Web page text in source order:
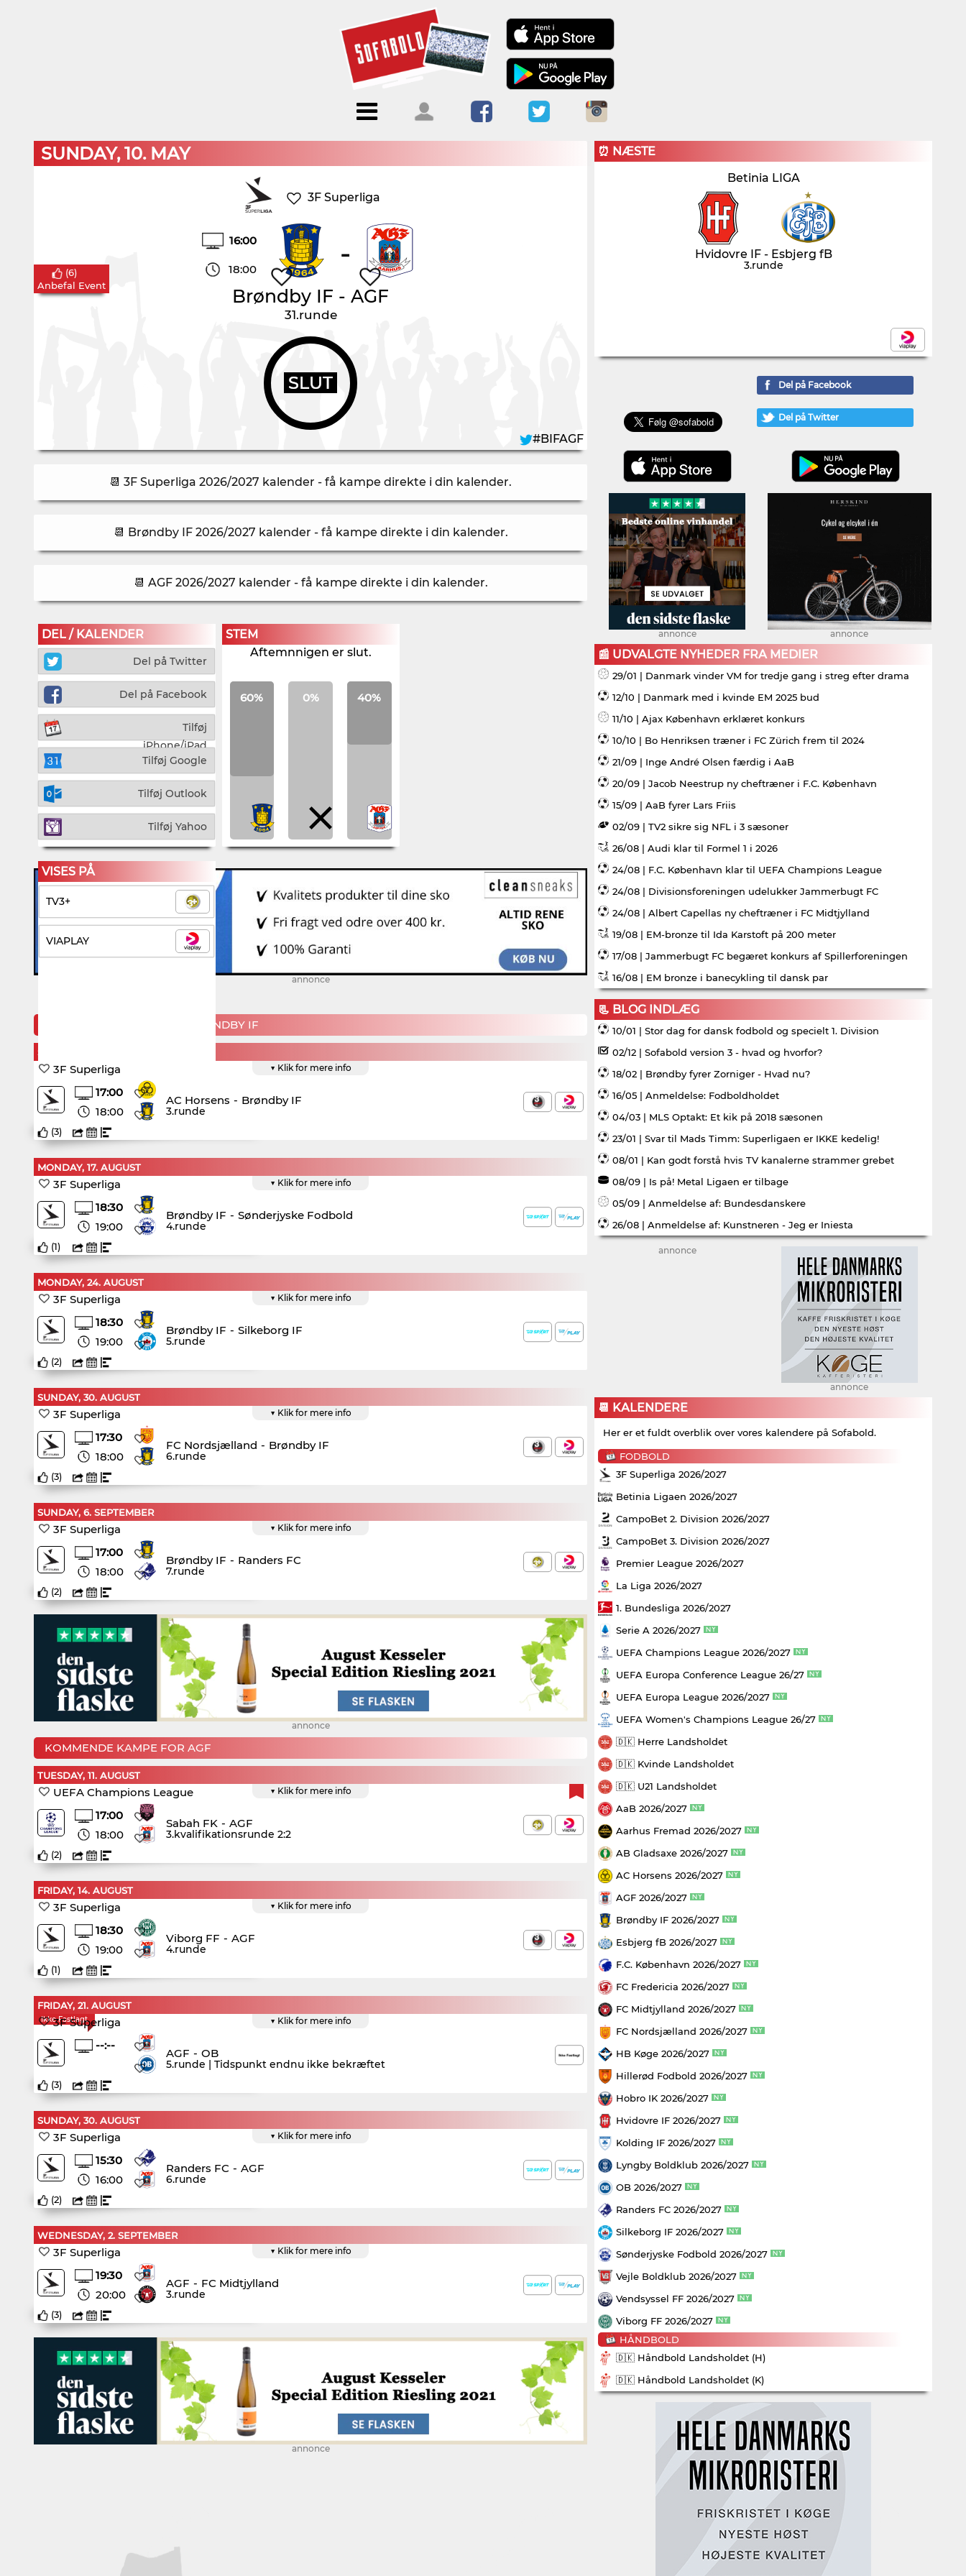
Menu
Forside Kalendere
Blogs
Om
Sofabold
Log ind
SUNDAY, 10. MAY
3F Superliga
16:00
18:00 -
Brøndby IF - AGF
31.runde
SLUT
(6)
Anbefal Event
#BIFAGF
📆 3F Superliga 2026/2027 kalender - få kampe direkte i din kalender.
📆 Brøndby IF 2026/2027 kalender - få kampe direkte i din kalender.
📆 AGF 2026/2027 kalender - få kampe direkte i din kalender.
DEL / KALENDER
Del på Twitter
Del på Facebook
Tilføj
iPhone/iPad
Tilføj Google
Tilføj Outlook
Tilføj Yahoo
STEM
Aftemnnigen er slut.
60% 0% 40%
VISES PÅ
TV3+
VIAPLAY
annonce
KOMMENDE KAMPE FOR BRØNDBY IF
SUNDAY, 9. AUGUST
▼ Klik for mere info
3F Superliga
17:00
18:00
AC Horsens - Brøndby IF
3.runde
(3)
MONDAY, 17. AUGUST
▼ Klik for mere info
3F Superliga
18:30
19:00
Brøndby IF - Sønderjyske Fodbold
4.runde
(1)
MONDAY, 24. AUGUST
▼ Klik for mere info
3F Superliga
18:30
19:00
Brøndby IF - Silkeborg IF
5.runde
(2)
SUNDAY, 30. AUGUST
▼ Klik for mere info
3F Superliga
17:30
18:00
FC Nordsjælland - Brøndby IF
6.runde
(3)
SUNDAY, 6. SEPTEMBER
▼ Klik for mere info
3F Superliga
17:00
18:00
Brøndby IF - Randers FC
7.runde
(2)
annonce
KOMMENDE KAMPE FOR AGF
TUESDAY, 11. AUGUST
▼ Klik for mere info
UEFA Champions League
17:00
18:00
Sabah FK - AGF
3.kvalifikationsrunde 2:2
(2)
FRIDAY, 14. AUGUST
▼ Klik for mere info
3F Superliga
18:30
19:00
Viborg FF - AGF
4.runde
(1)
FRIDAY, 21. AUGUST
Ikke Fastlagt ▼ Klik for mere info
3F Superliga
--:--
AGF - OB
5.runde | Tidspunkt endnu ikke bekræftet
(3)
SUNDAY, 30. AUGUST
▼ Klik for mere info
3F Superliga
15:30
16:00
Randers FC - AGF
6.runde
(2)
WEDNESDAY, 2. SEPTEMBER
▼ Klik for mere info
3F Superliga
19:30
20:00
AGF - FC Midtjylland
3.runde
(3)
annonce
⏰ NÆSTE
Betinia LIGA
Hvidovre IF - Esbjerg fB
3.runde
Del på Facebook
Del på Twitter
annonce annonce
📰 UDVALGTE NYHEDER FRA MEDIER
29/01 | Danmark vinder VM for tredje gang i streg efter drama
12/10 | Danmark med i kvinde EM 2025 bud
11/10 | Ajax København erklæret konkurs
10/10 | Bo Henriksen træner i FC Zürich frem til 2024
21/09 | Inge André Olsen færdig i AaB
20/09 | Jacob Neestrup ny cheftræner i F.C. København
15/09 | AaB fyrer Lars Friis
02/09 | TV2 sikre sig NFL i 3 sæsoner
26/08 | Audi klar til Formel 1 i 2026
24/08 | F.C. København klar til UEFA Champions League
24/08 | Divisionsforeningen udelukker Jammerbugt FC
24/08 | Albert Capellas ny cheftræner i FC Midtjylland
19/08 | EM-bronze til Ida Karstoft på 200 meter
17/08 | Jammerbugt FC begæret konkurs af Spillerforeningen
16/08 | EM bronze i banecykling til dansk par
📃 BLOG INDLÆG
10/01 | Stor dag for dansk fodbold og specielt 1. Division
02/12 | Sofabold version 3 - hvad og hvorfor?
18/02 | Brøndby fyrer Zorniger - Hvad nu?
16/05 | Anmeldelse: Fodboldholdet
04/03 | MLS Optakt: Et kik på 2018 sæsonen
23/01 | Svar til Mads Timm: Superligaen er IKKE kedelig!
08/01 | Kan godt forstå hvis TV kanalerne strammer grebet
08/09 | Is på! Metal Ligaen er tilbage
05/09 | Anmeldelse af: Bundesdanskere
26/08 | Anmeldelse af: Kunstneren - Jeg er Iniesta
annonce
annonce
📆 KALENDERE
Her er et fuldt overblik over vores kalendere på Sofabold.
FODBOLD
3F Superliga 2026/2027
Betinia Ligaen 2026/2027
CampoBet 2. Division 2026/2027
CampoBet 3. Division 2026/2027
Premier League 2026/2027
La Liga 2026/2027
1. Bundesliga 2026/2027
Serie A 2026/2027
UEFA Champions League 2026/2027
UEFA Europa Conference League 26/27
UEFA Europa League 2026/2027
UEFA Women's Champions League 26/27
🇩🇰 Herre Landsholdet
🇩🇰 Kvinde Landsholdet
🇩🇰 U21 Landsholdet
AaB 2026/2027
Aarhus Fremad 2026/2027
AB Gladsaxe 2026/2027
AC Horsens 2026/2027
AGF 2026/2027
Brøndby IF 2026/2027
Esbjerg fB 2026/2027
F.C. København 2026/2027
FC Fredericia 2026/2027
FC Midtjylland 2026/2027
FC Nordsjælland 2026/2027
HB Køge 2026/2027
Hillerød Fodbold 2026/2027
Hobro IK 2026/2027
Hvidovre IF 2026/2027
Kolding IF 2026/2027
Lyngby Boldklub 2026/2027
OB 2026/2027
Randers FC 2026/2027
Silkeborg IF 2026/2027
Sønderjyske Fodbold 2026/2027
Vejle Boldklub 2026/2027
Vendsyssel FF 2026/2027
Viborg FF 2026/2027
HÅNDBOLD
🇩🇰 Håndbold Landsholdet (H)
🇩🇰 Håndbold Landsholdet (K)